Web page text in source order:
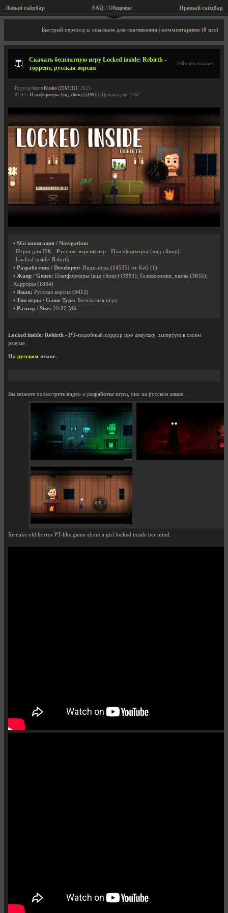
Левый сайдбар Правый сайдбар
FAQ / Общение
Описание игры, торрент, скриншоты, видео
Быстрый переход к: ссылкам для скачивания комментариям (0 шт.)
Скачать бесплатную игру Locked inside: Rebirth -
торрент, русская версия
Рейтинга пока нет
Игру добавил Kusko [2563|32] | 2021-
02-17 | Платформеры (вид сбоку) (3991) | Просмотров: 2457
• SGi навигация / Navigation:
Игры для ПК
Русские версии игр
Платформеры (вид сбоку)
Locked inside: Rebirth
• Разработчик / Developer: Инди-игра (14535) от Kefi (1)
• Жанр / Genre: Платформеры (вид сбоку) (3991); Головоломки, пазлы (3035);
Хорроры (1884)
• Язык: Русская версия (8412)
• Тип игры / Game Type: Бесплатная игра
• Размер / Size: 29.80 Мб.
Locked inside: Rebirth - PT-подобный хоррор про девушку, запертую в своем
разуме.
На русском языке.
Вы можете посмотреть видео о разработке игры, оно на русском языке.
Remake old horror PT-like game about a girl locked inside her mind.